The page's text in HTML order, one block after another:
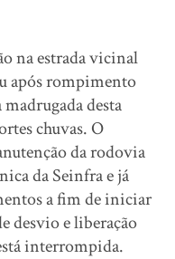
na estrada vicinal
após rompimento
desta
chuvas. O
da rodovia
da Seinfra e já
a fim de iniciar
desvio e liberação
interrompida.